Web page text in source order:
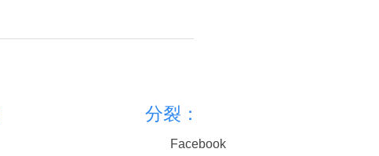
分裂：
Facebook